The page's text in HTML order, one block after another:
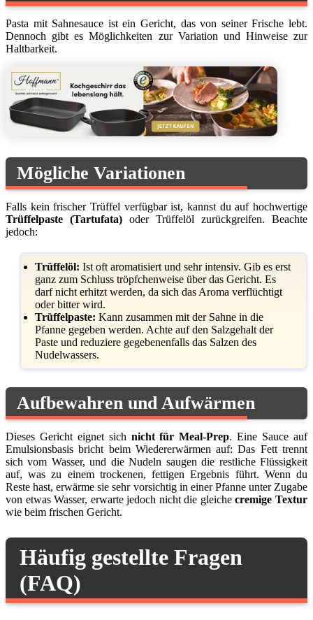
Pasta mit Sahnesauce ist ein Gericht, das von seiner Frische lebt.
Dennoch gibt es Möglichkeiten zur Variation und Hinweise zur
Haltbarkeit.
Mögliche Variationen
Falls kein frischer Trüffel verfügbar ist, kannst du auf hochwertige
Trüffelpaste (Tartufata) oder Trüffelöl zurückgreifen. Beachte
jedoch:
Trüffelöl: Ist oft aromatisiert und sehr intensiv. Gib es erst
ganz zum Schluss tröpfchenweise über das Gericht. Es
darf nicht erhitzt werden, da sich das Aroma verflüchtigt
oder bitter wird.
Trüffelpaste: Kann zusammen mit der Sahne in die
Pfanne gegeben werden. Achte auf den Salzgehalt der
Paste und reduziere gegebenenfalls das Salzen des
Nudelwassers.
Aufbewahren und Aufwärmen
Dieses Gericht eignet sich nicht für Meal-Prep. Eine Sauce auf
Emulsionsbasis bricht beim Wiedererwärmen auf: Das Fett trennt
sich vom Wasser, und die Nudeln saugen die restliche Flüssigkeit
auf, was zu einem trockenen, fettigen Ergebnis führt. Wenn du
Reste hast, erwärme sie sehr vorsichtig in einer Pfanne unter Zugabe
von etwas Wasser, erwarte jedoch nicht die gleichecremige Textur
wie beim frischen Gericht.
Häufig gestellte Fragen
(FAQ)